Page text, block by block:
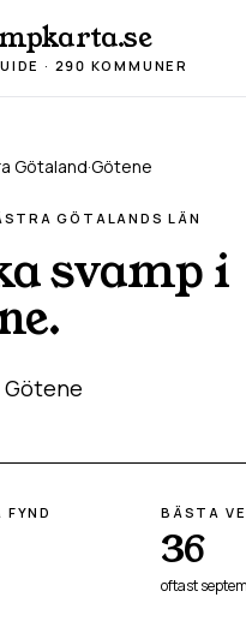
· 290 KOMMUNER
Götaland·Götene
GÖTALAND S LÄN
svamp i
.
BÄSTA
36
oftast